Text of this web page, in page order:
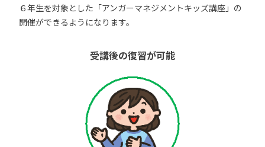
６年生を対象とした「アンガーマネジメントキッズ講座」の
開催ができるようになります。
受講後の復習が可能